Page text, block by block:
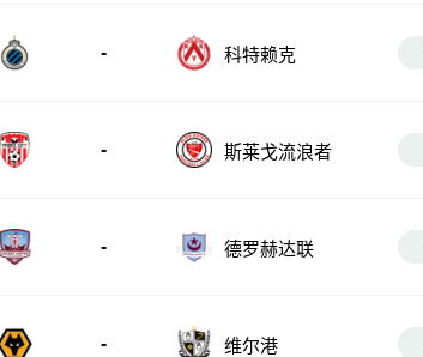
- 科特赖克
- 斯莱戈流浪者
- 德罗赫达联
- 维尔港